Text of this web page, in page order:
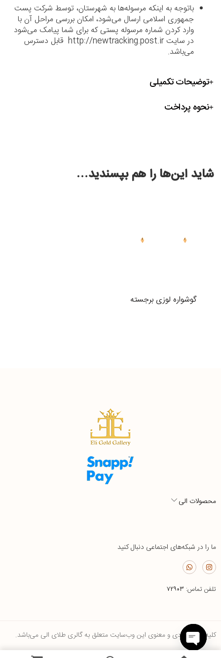
باتوجه به اینکه مرسوله‌ها به شهرستان، توسط شرکت پست
جمهوری اسلامی ارسال می‌شود، امکان بررسی مراحل آن با
وارد کردن شماره مرسوله پستی که برای شما پیامک می‌شود
در سایت http://newtracking.post.ir قابل دسترس
می‌باشد.
توضیحات تکمیلی
نحوه پرداخت
شاید این‌ها را هم بپسندید…
گوشواره لوزی برجسته
محصولات الی
ما را در شبکه‌های اجتماعی دنبال کنید
تلفن تماس: ۷۲۹۰۳
کلیه حقوق مادی و معنوی این وب‌سایت متعلق به گالری طلای الی می‌باشد.
Open